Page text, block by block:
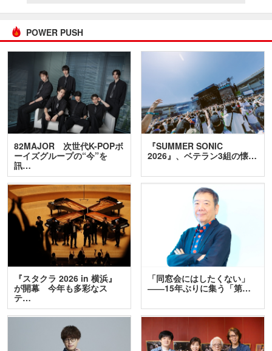
POWER PUSH
82MAJOR 次世代K-POPボ
ーイズグループの“今”を
訊…
『SUMMER SONIC
2026』、ベテラン3組の懐…
『スタクラ 2026 in 横浜』
が開幕 今年も多彩なス
テ…
「同窓会にはしたくない」
――15年ぶりに集う「第…